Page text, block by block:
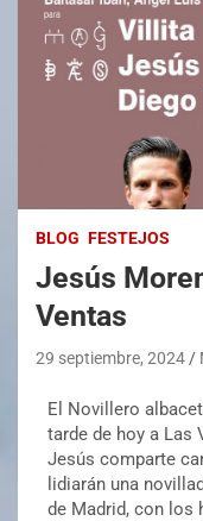
BLOG FESTEJOS
Jesús
Ventas
29 septiembre, 2024
El Novillero
tarde de hoy a Las
Jesús comparte
lidiarán una
de Madrid, con los